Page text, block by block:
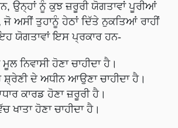
ਉਨ੍ਹਾਂ ਨੂੰ ਕੁਝ ਜ਼ਰੂਰੀ ਯੋਗਤਾਵਾਂ ਪੂਰੀਆਂ
ਅਸੀਂ ਤੁਹਾਨੂੰ ਹੇਠਾਂ ਦਿੱਤੇ ਨੁਕਤਿਆਂ ਰਾਹੀਂ
ਯੋਗਤਾਵਾਂ ਇਸ ਪ੍ਰਕਾਰ ਹਨ-
ਨਿਵਾਸੀ ਹੋਣਾ ਚਾਹੀਦਾ ਹੈ।
ਸ਼੍ਰੇਣੀ ਦੇ ਅਧੀਨ ਆਉਣਾ ਚਾਹੀਦਾ ਹੈ।
ਕਾਰਡ ਹੋਣਾ ਜ਼ਰੂਰੀ ਹੈ।
ਖਾਤਾ ਹੋਣਾ ਚਾਹੀਦਾ ਹੈ।